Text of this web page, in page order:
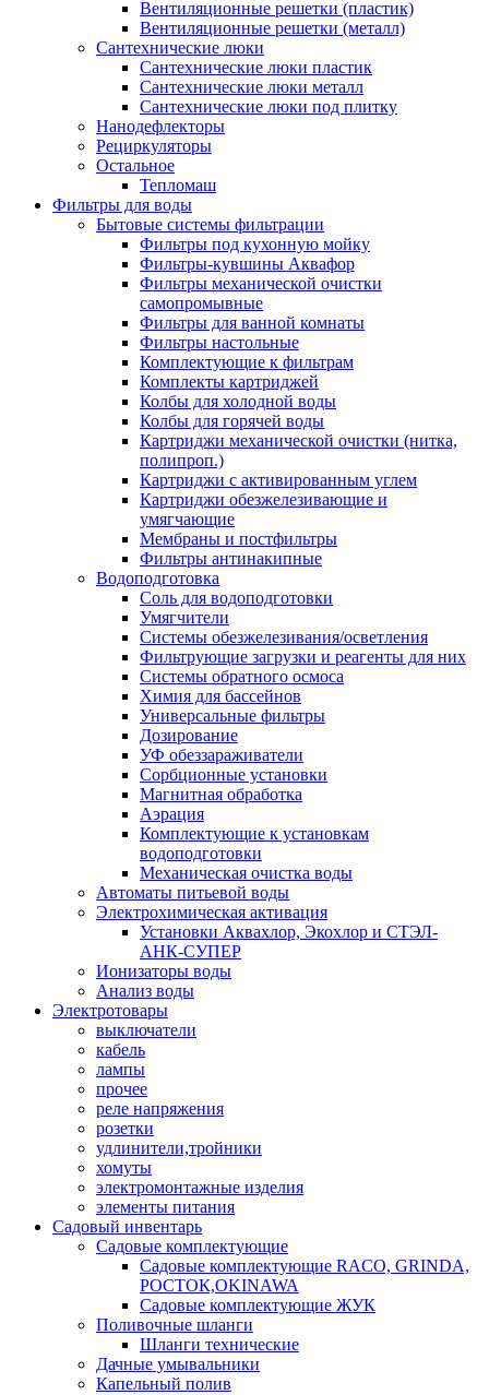
Вентиляционные решетки (пластик)
Вентиляционные решетки (металл)
Сантехнические люки
Сантехнические люки пластик
Сантехнические люки металл
Сантехнические люки под плитку
Нанодефлекторы
Рециркуляторы
Остальное
Тепломаш
Фильтры для воды
Бытовые системы фильтрации
Фильтры под кухонную мойку
Фильтры-кувшины Аквафор
Фильтры механической очистки
самопромывные
Фильтры для ванной комнаты
Фильтры настольные
Комплектующие к фильтрам
Комплекты картриджей
Колбы для холодной воды
Колбы для горячей воды
Картриджи механической очистки (нитка,
полипроп.)
Картриджи с активированным углем
Картриджи обезжелезивающие и
умягчающие
Мембраны и постфильтры
Фильтры антинакипные
Водоподготовка
Соль для водоподготовки
Умягчители
Системы обезжелезивания/осветления
Фильтрующие загрузки и реагенты для них
Системы обратного осмоса
Химия для бассейнов
Универсальные фильтры
Дозирование
УФ обеззараживатели
Сорбционные установки
Магнитная обработка
Аэрация
Комплектующие к установкам
водоподготовки
Механическая очистка воды
Автоматы питьевой воды
Электрохимическая активация
Установки Аквахлор, Экохлор и СТЭЛ-
АНК-СУПЕР
Ионизаторы воды
Анализ воды
Электротовары
выключатели
кабель
лампы
прочее
реле напряжения
розетки
удлинители,тройники
хомуты
электромонтажные изделия
элементы питания
Садовый инвентарь
Садовые комплектующие
Садовые комплектующие RACO, GRINDA,
РОСТОК,OKINAWA
Садовые комплектующие ЖУК
Поливочные шланги
Шланги технические
Дачные умывальники
Капельный полив